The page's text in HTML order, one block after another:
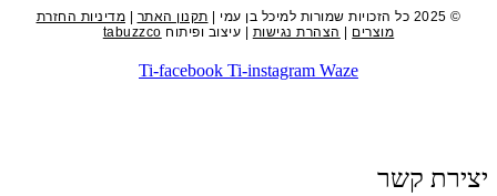
© 2025 כל הזכויות שמורות למיכל בן עמי | תקנון האתר| מדיניות החזרת
מוצרים| הצהרת נגישות| עיצוב ופיתוחtabuzzco
Ti-facebook Ti-instagram Waze
יצירת קשר